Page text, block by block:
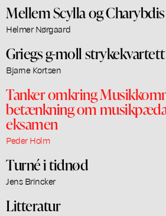
Mellem Scylla og Charybdis
Helmer Nørgaard
Griegs g-moll strykekvartett
Bjarne Kortsen
Tanker omkring
betænkning om
eksamen
Peder Holm
Turné i tidnød
Jens Brincker
Litteratur